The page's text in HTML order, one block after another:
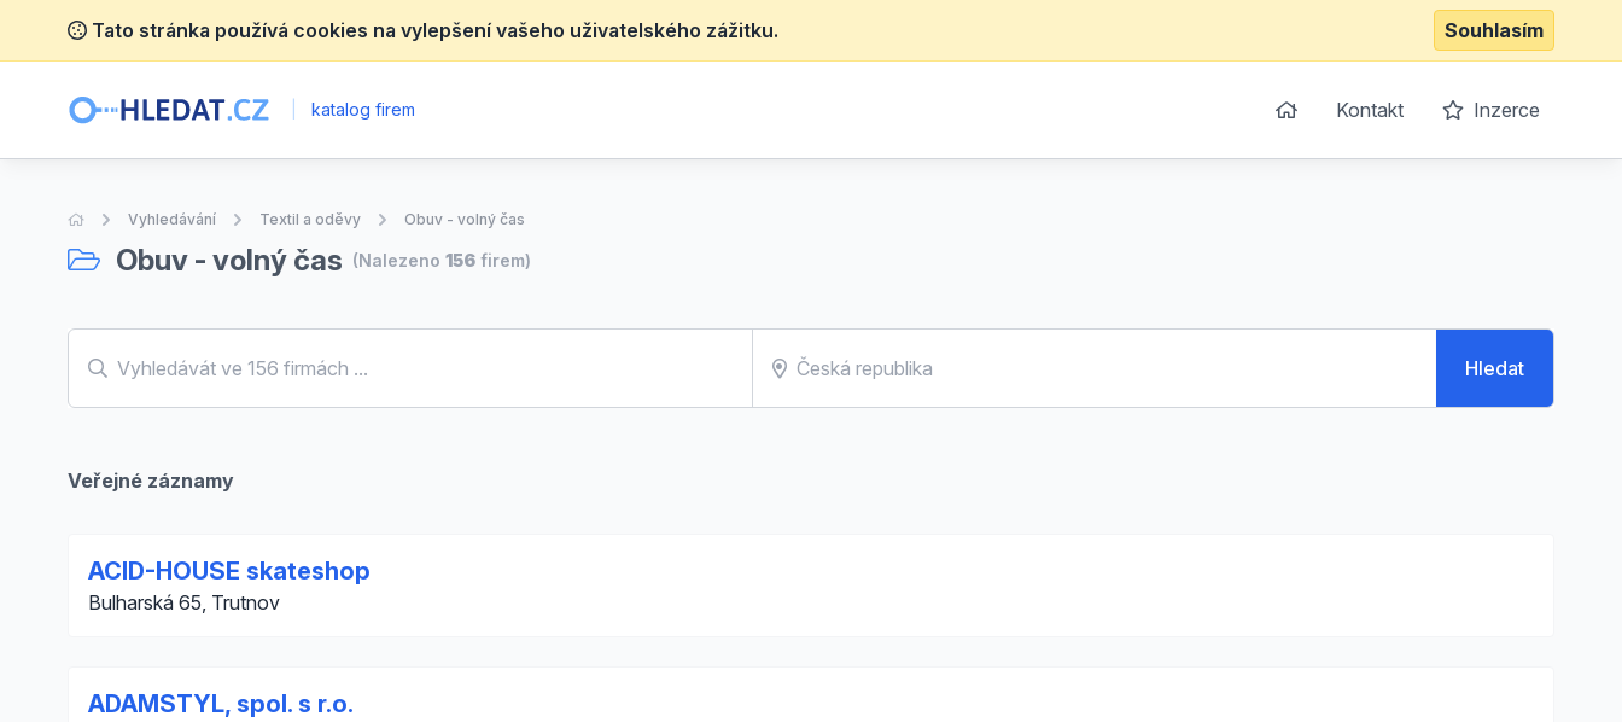
Tato stránka používá cookies na vylepšení vašeho uživatelského zážitku. Souhlasím
katalog firem Kontakt Inzerce
Úvodní stránka
Vyhledávání Textil a oděvy Obuv - volný čas
Obuv - volný čas (Nalezeno 156 firem)
Hledat
Veřejné záznamy
ACID-HOUSE skateshop
Bulharská 65, Trutnov
ADAMSTYL, spol. s r.o.